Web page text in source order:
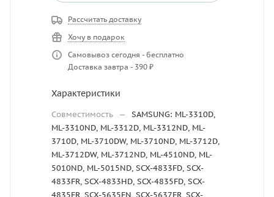
Рассчитать доставку
Хочу в подарок
Самовывоз сегодня - бесплатно
Доставка завтра - 390 ₽
Характеристики
Совместимость —
SAMSUNG: ML-3310D,
ML-3310ND, ML-3312D, ML-3312ND, ML-
3710D, ML-3710DW, ML-3710ND, ML-3712D,
ML-3712DW, ML-3712ND, ML-4510ND, ML-
5010ND, ML-5015ND, SCX-4833FD, SCX-
4833FR, SCX-4833HD, SCX-4835FD, SCX-
4835FR, SCX-5635FN, SCX-5637FR, SCX-